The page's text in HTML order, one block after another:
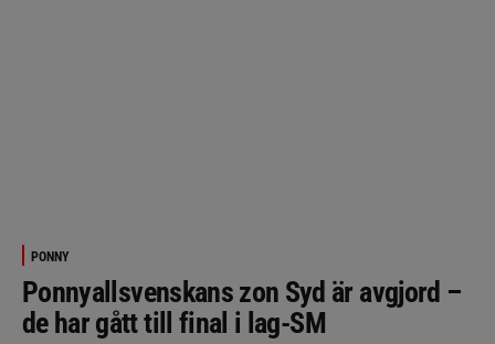
PONNY
Ponnyallsvenskans zon Syd är avgjord –
de har gått till final i lag-SM